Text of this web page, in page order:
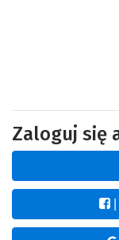
Zaloguj się